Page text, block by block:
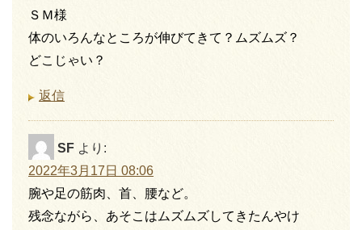
ＳＭ様
体のいろんなところが伸びてきて？ムズムズ？
どこじゃい？
返信
SF より:
2022年3月17日 08:06
腕や足の筋肉、首、腰など。
残念ながら、あそこはムズムズしてきたんやけ